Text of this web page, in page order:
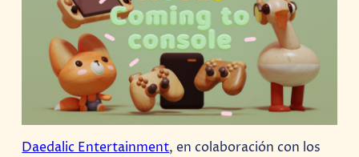
Daedalic Entertainment, en colaboración con los